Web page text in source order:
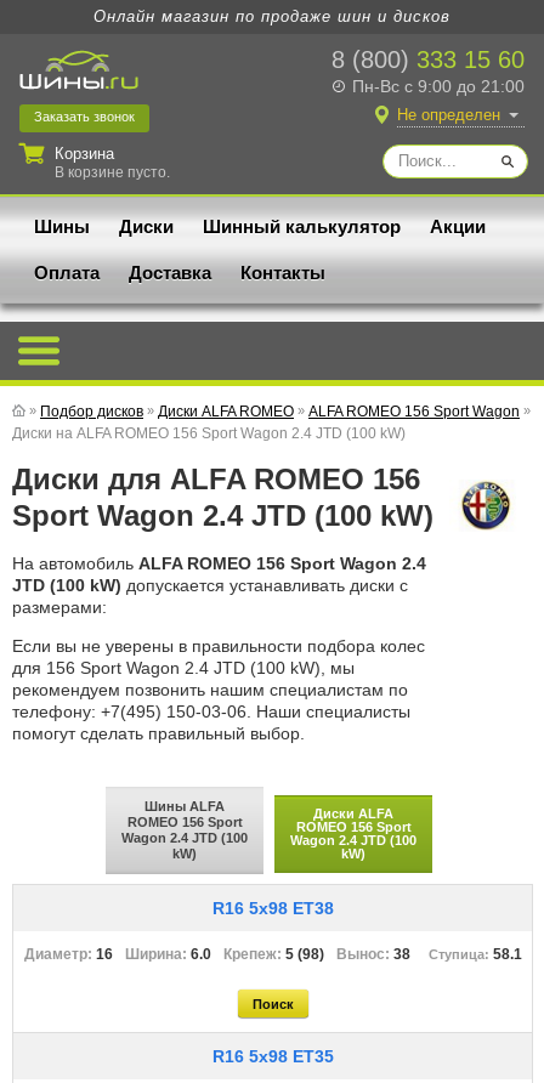
Онлайн магазин по продаже шин и дисков
8 (800) 333 15 60
Пн-Вс с 9:00 до 21:00
Заказать звонок
Корзина
В корзине пусто.
Не определен
Шины Диски Шинный калькулятор Акции
Оплата Доставка Контакты
» Подбор дисков » Диски ALFA ROMEO » ALFA ROMEO 156 Sport Wagon »
Диски на ALFA ROMEO 156 Sport Wagon 2.4 JTD (100 kW)
Диски для ALFA ROMEO 156
Sport Wagon 2.4 JTD (100 kW)
На автомобиль ALFA ROMEO 156 Sport Wagon 2.4
JTD (100 kW) допускается устанавливать диски с
размерами:
Если вы не уверены в правильности подбора колес
для 156 Sport Wagon 2.4 JTD (100 kW), мы
рекомендуем позвонить нашим специалистам по
телефону: +7(495) 150-03-06. Наши специалисты
помогут сделать правильный выбор.
Шины ALFA
ROMEO 156 Sport
Wagon 2.4 JTD (100
kW)
Диски ALFA
ROMEO 156 Sport
Wagon 2.4 JTD (100
kW)
R16 5x98 ET38
16 6.0 5 (98) 38 58.1
R16 5x98 ET35